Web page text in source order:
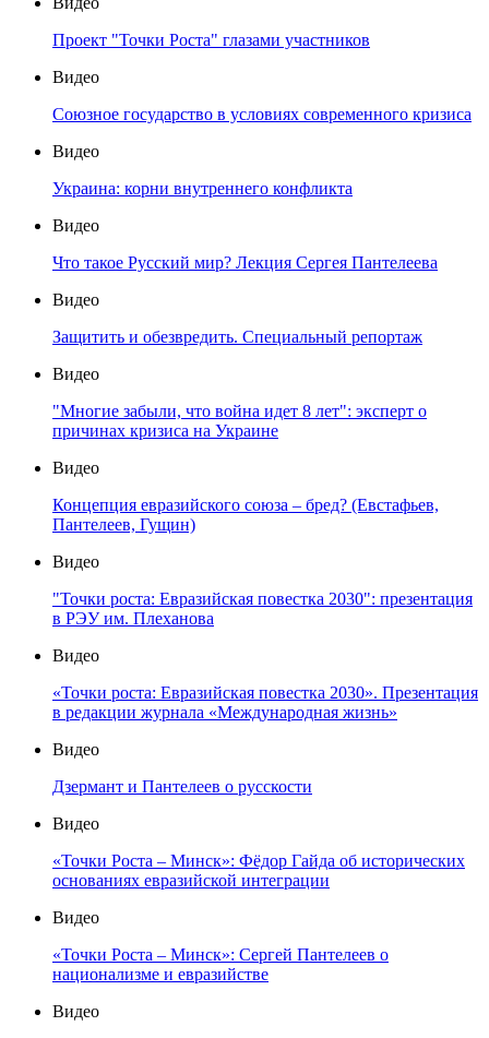
Проект "Точки Роста" глазами участников
Видео
Союзное государство в условиях современного кризиса
Видео
Украина: корни внутреннего конфликта
Видео
Что такое Русский мир? Лекция Сергея Пантелеева
Видео
Защитить и обезвредить. Специальный репортаж
Видео
"Многие забыли, что война идет 8 лет": эксперт о
причинах кризиса на Украине
Видео
Концепция евразийского союза – бред? (Евстафьев,
Пантелеев, Гущин)
Видео
"Точки роста: Евразийская повестка 2030": презентация
в РЭУ им. Плеханова
Видео
«Точки роста: Евразийская повестка 2030». Презентация
в редакции журнала «Международная жизнь»
Видео
Дзермант и Пантелеев о русскости
Видео
«Точки Роста – Минск»: Фёдор Гайда об исторических
основаниях евразийской интеграции
Видео
«Точки Роста – Минск»: Сергей Пантелеев о
национализме и евразийстве
Видео